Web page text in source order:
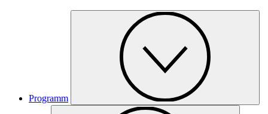
Programm